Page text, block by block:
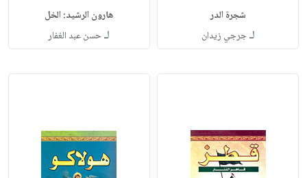
شجرة الدر
لـجرجي زيدان
هارون الرشيد: الخل
لـحسن عبد الغفار